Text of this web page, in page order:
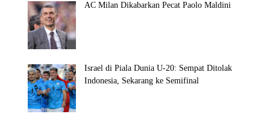
AC Milan Dikabarkan Pecat Paolo Maldini
Israel di Piala Dunia U-20: Sempat Ditolak
Indonesia, Sekarang ke Semifinal